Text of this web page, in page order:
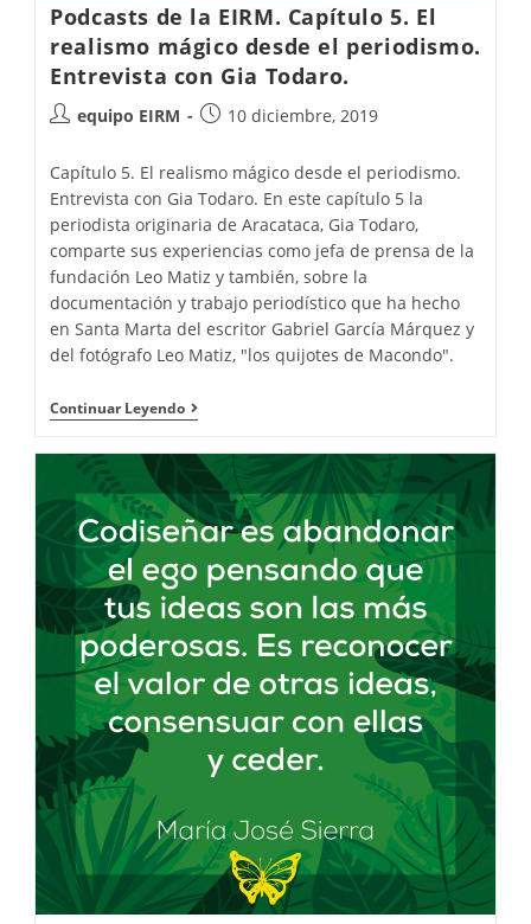
Podcasts de la EIRM. Capítulo 5. El
realismo mágico desde el periodismo.
Entrevista con Gia Todaro.
equipo EIRM 10 diciembre, 2019
Capítulo 5. El realismo mágico desde el periodismo.
Entrevista con Gia Todaro. En este capítulo 5 la
periodista originaria de Aracataca, Gia Todaro,
comparte sus experiencias como jefa de prensa de la
fundación Leo Matiz y también, sobre la
documentación y trabajo periodístico que ha hecho
en Santa Marta del escritor Gabriel García Márquez y
del fotógrafo Leo Matiz, "los quijotes de Macondo".
Continuar Leyendo